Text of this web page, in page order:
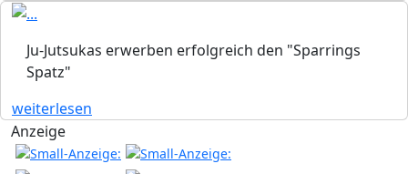
Ju-Jutsukas erwerben erfolgreich den "Sparrings
Spatz"
weiterlesen
Anzeige